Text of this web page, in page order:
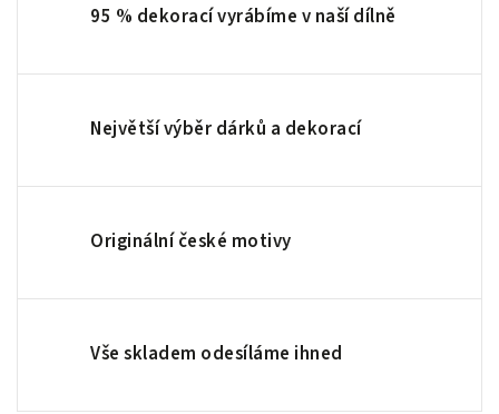
95 % dekorací vyrábíme v naší dílně
Největší výběr dárků a dekorací
Originální české motivy
Vše skladem odesíláme ihned